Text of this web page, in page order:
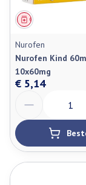
Geneesmiddel
Nurofen
Nurofen Kind
10x60mg
€ 5,14